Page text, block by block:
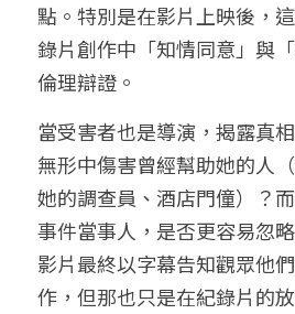
點。特別是在影片上映後，
錄片創作中「知情同意」與
倫理辯證。
當受害者也是導演，揭露真
無形中傷害曾經幫助她的人
她的調查員、酒店門僮）？
事件當事人，是否更容易忽
影片最終以字幕告知觀眾他
作，但那也只是在紀錄片的